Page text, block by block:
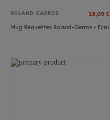
ROLAND GARROS 18,00 €
Mug Raquettes Roland-Garros - Ecru